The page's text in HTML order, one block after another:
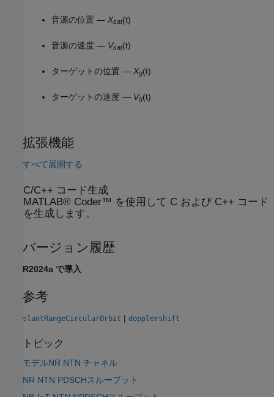
音源の位置 — Xsat(t)
音源の速度 — Vsat(t)
ターゲットの位置 — Xg(t)
ターゲットの速度 — Vg(t)
拡張機能
すべて展開する
C/C++ コード生成
MATLAB® Coder™ を使用して C および C++ コード
を生成します。
バージョン履歴
R2024a で導入
参考
slantRangeCircularOrbit | dopplershift
トピック
モデルNR NTN チャネル
NR NTN PDSCHスループット